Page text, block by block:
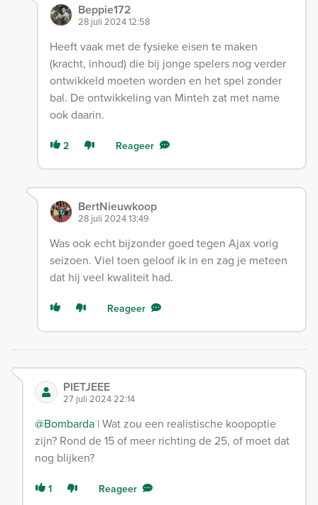
Beppie172
28 juli 2024 12:58
Heeft vaak met de fysieke eisen te maken
(kracht, inhoud) die bij jonge spelers nog verder
ontwikkeld moeten worden en het spel zonder
bal. De ontwikkeling van Minteh zat met name
ook daarin.
2 Reageer
BertNieuwkoop
28 juli 2024 13:49
Was ook echt bijzonder goed tegen Ajax vorig
seizoen. Viel toen geloof ik in en zag je meteen
dat hij veel kwaliteit had.
Reageer
PIETJEEE
27 juli 2024 22:14
@Bombarda | Wat zou een realistische koopoptie
zijn? Rond de 15 of meer richting de 25, of moet dat
nog blijken?
1 Reageer